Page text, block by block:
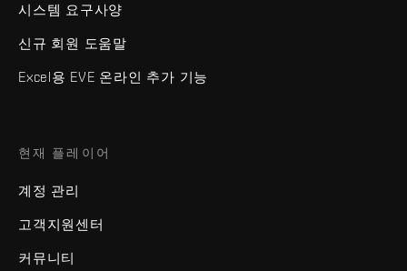
시스템 요구사양
신규 회원 도움말
Excel용 EVE 온라인 추가 기능
현재 플레이어
계정 관리
고객지원센터
커뮤니티